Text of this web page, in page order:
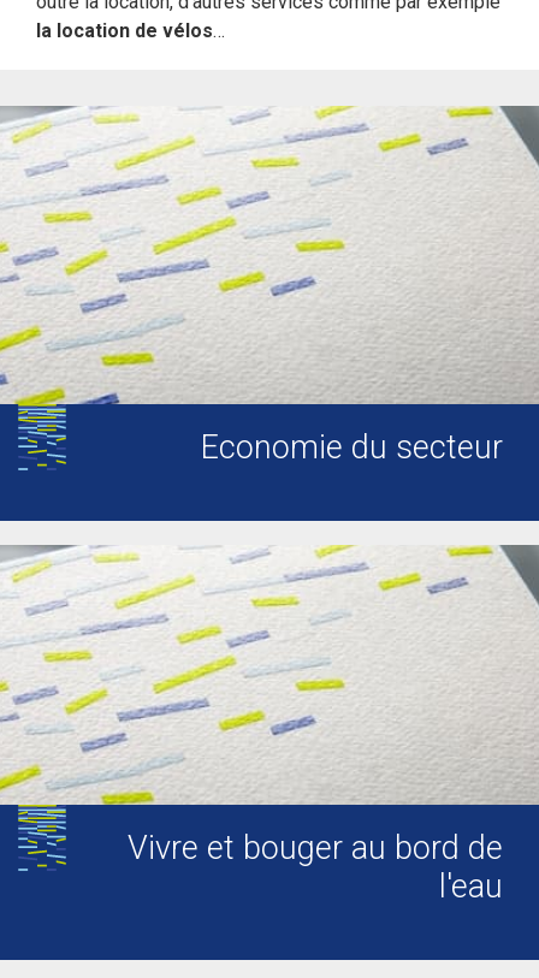
la location de vélos…
Economie du secteur
Vivre et bouger au bord de
l'eau